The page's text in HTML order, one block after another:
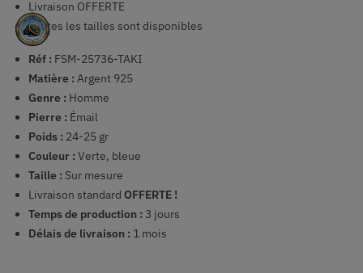
Livraison OFFERTE
Toutes les tailles sont disponibles
Réf : FSM-25736-TAKI
Matière :Argent 925
Genre : Homme
Pierre : Émail
Poids : 24-25 gr
Couleur :Verte, bleue
Taille : Sur mesure
Livraison standard OFFERTE !
Temps de production : 3 jours
Délais de livraison : 1 mois